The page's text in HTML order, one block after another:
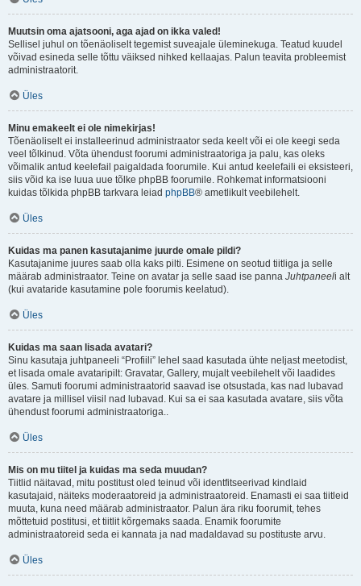
Muutsin oma ajatsooni, aga ajad on ikka valed!
Sellisel juhul on tõenäoliselt tegemist suveajale üleminekuga. Teatud kuudel
võivad esineda selle tõttu väiksed nihked kellaajas. Palun teavita probleemist
administraatorit.
Üles
Minu emakeelt ei ole nimekirjas!
Tõenäoliselt ei installeerinud administraator seda keelt või ei ole keegi seda
veel tõlkinud. Võta ühendust foorumi administraatoriga ja palu, kas oleks
võimalik antud keelefail paigaldada foorumile. Kui antud keelefaili ei eksisteeri,
siis võid ka ise luua uue tõlke phpBB foorumile. Rohkemat informatsiooni
kuidas tõlkida phpBB tarkvara leiad phpBB® ametlikult veebilehelt.
Üles
Kuidas ma panen kasutajanime juurde omale pildi?
Kasutajanime juures saab olla kaks pilti. Esimene on seotud tiitliga ja selle
määrab administraator. Teine on avatar ja selle saad ise panna Juhtpaneeli alt
(kui avataride kasutamine pole foorumis keelatud).
Üles
Kuidas ma saan lisada avatari?
Sinu kasutaja juhtpaneeli “Profiili” lehel saad kasutada ühte neljast meetodist,
et lisada omale avataripilt: Gravatar, Gallery, mujalt veebilehelt või laadides
üles. Samuti foorumi administraatorid saavad ise otsustada, kas nad lubavad
avatare ja millisel viisil nad lubavad. Kui sa ei saa kasutada avatare, siis võta
ühendust foorumi administraatoriga..
Üles
Mis on mu tiitel ja kuidas ma seda muudan?
Tiitlid näitavad, mitu postitust oled teinud või identfitseerivad kindlaid
kasutajaid, näiteks moderaatoreid ja administraatoreid. Enamasti ei saa tiitleid
muuta, kuna need määrab administraator. Palun ära riku foorumit, tehes
mõttetuid postitusi, et tiitlit kõrgemaks saada. Enamik foorumite
administraatoreid seda ei kannata ja nad madaldavad su postituste arvu.
Üles